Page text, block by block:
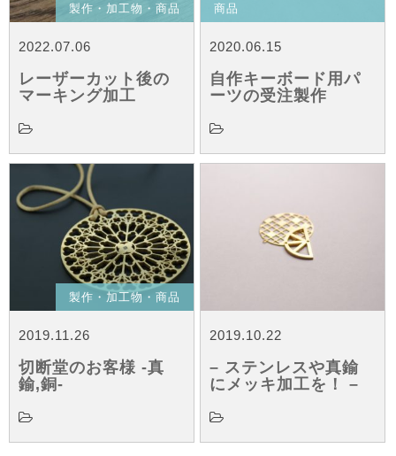
製作・加工物・商品
2022.07.06
レーザーカット後の
マーキング加工
商品
2020.06.15
自作キーボード用パ
ーツの受注製作
製作・加工物・商品
2019.11.26
切断堂のお客様 -真
鍮,銅-
2019.10.22
– ステンレスや真鍮
にメッキ加工を！ –